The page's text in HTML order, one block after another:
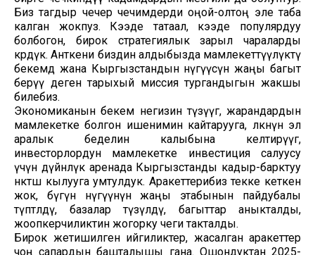
Биз тагдыр чечер чечимдерди оңой-олтоң эле таба
калган жокпуз. Кээде татаал, кээде популярдуу
болбогон, бирок стратегиялык зарыл чараларды
көрдүк. Анткени биздин алдыбызда мамлекеттүүлүктү
бекемдөө жана Кыргызстандын өнүгүүсүнө жаңы багыт
берүү деген тарыхый миссия тургандыгын жакшы
билебиз.
Экономиканын бекем негизин түзүүгө, жарандардын
мамлекетке болгон ишенимин кайтарууга, өлкөнүн эл
аралык беделин калыбына келтирүүгө,
инвесторлордун мамлекетке инвестиция салуусу
үчүн дүйнөлүк аренада Кыргызстанды кадыр-барктуу
өнөктөш кылууга умтулдук. Аракеттерибиз текке кеткен
жок, бүгүн өнүгүүнүн жаңы этабынын пайдубалы
түптөлдү, базалар түзүлдү, багыттар аныкталды,
жоопкерчиликтин жогорку чеги такталды.
Бирок жетишилген ийгиликтер, жасалган аракеттер
чоң сапардын башталышы гана. Ошондуктан 2025-